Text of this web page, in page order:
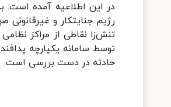
در این اطلاعیه آمده است:
رژیم جنایتکار و غیرقانونی
تنش‌زا نقاطی از مراکز
توسط سامانه یکپارچه
حادثه در دست بررسی است.